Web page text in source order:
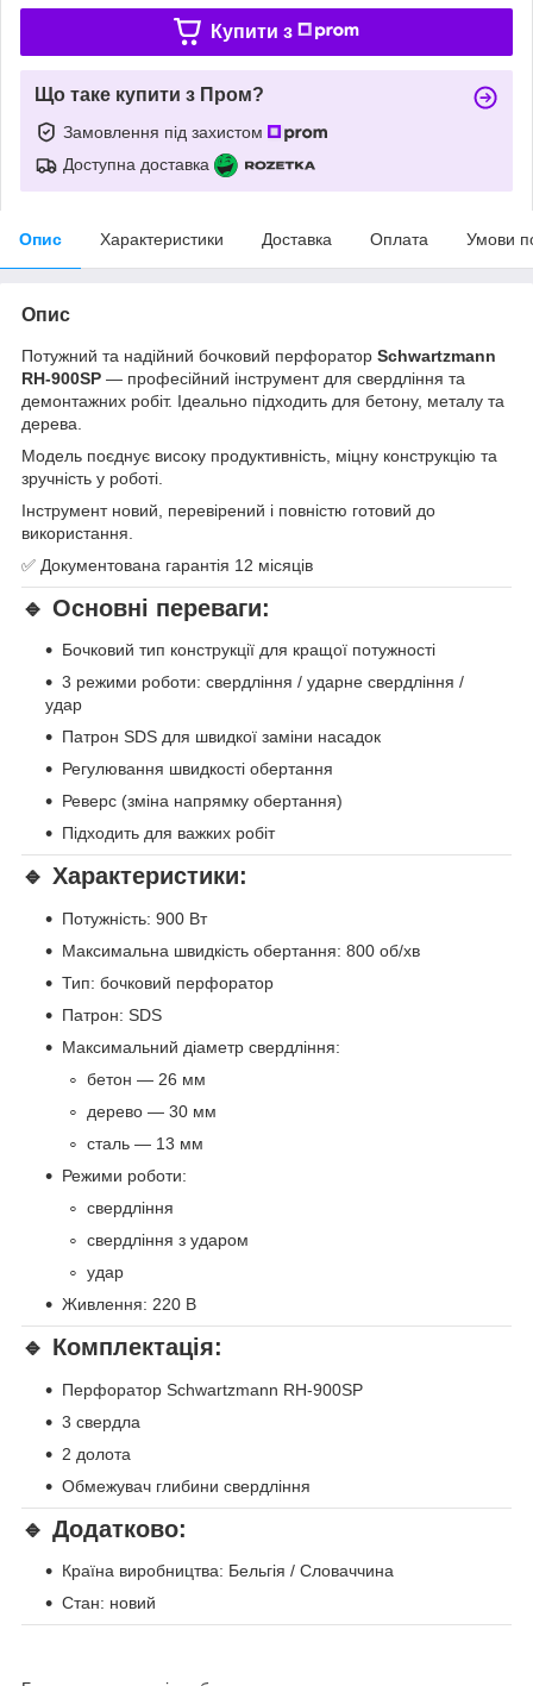
Купити з
Що таке купити з Пром?
Замовлення під захистом
Доступна доставка
Опис Характеристики Доставка Оплата Умови
Опис
Потужний та надійний бочковий перфоратор Schwartzmann
RH-900SP — професійний інструмент для свердління та
демонтажних робіт. Ідеально підходить для бетону, металу та
дерева.
Модель поєднує високу продуктивність, міцну конструкцію та
зручність у роботі.
Інструмент новий, перевірений і повністю готовий до
використання.
✅ Документована гарантія 12 місяців
🔹 Основні переваги:
Бочковий тип конструкції для кращої потужності
3 режими роботи: свердління / ударне свердління /
удар
Патрон SDS для швидкої заміни насадок
Регулювання швидкості обертання
Реверс (зміна напрямку обертання)
Підходить для важких робіт
🔹 Характеристики:
Потужність: 900 Вт
Максимальна швидкість обертання: 800 об/хв
Тип: бочковий перфоратор
Патрон: SDS
Максимальний діаметр свердління:
бетон — 26 мм
дерево — 30 мм
сталь — 13 мм
Режими роботи:
свердління
свердління з ударом
удар
Живлення: 220 В
🔹 Комплектація:
Перфоратор Schwartzmann RH-900SP
3 свердла
2 долота
Обмежувач глибини свердління
🔹 Додатково:
Країна виробництва: Бельгія / Словаччина
Стан: новий